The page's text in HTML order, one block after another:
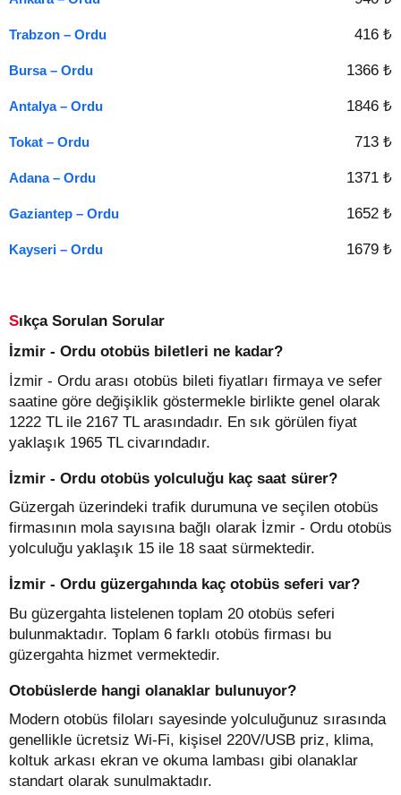
Trabzon – Ordu 416 ₺
Bursa – Ordu 1366 ₺
Antalya – Ordu 1846 ₺
Tokat – Ordu 713 ₺
Adana – Ordu 1371 ₺
Gaziantep – Ordu 1652 ₺
Kayseri – Ordu 1679 ₺
Sıkça Sorulan Sorular
İzmir - Ordu otobüs biletleri ne kadar?
İzmir - Ordu arası otobüs bileti fiyatları firmaya ve sefer
saatine göre değişiklik göstermekle birlikte genel olarak
1222 TL ile 2167 TL arasındadır. En sık görülen fiyat
yaklaşık 1965 TL civarındadır.
İzmir - Ordu otobüs yolculuğu kaç saat sürer?
Güzergah üzerindeki trafik durumuna ve seçilen otobüs
firmasının mola sayısına bağlı olarak İzmir - Ordu otobüs
yolculuğu yaklaşık 15 ile 18 saat sürmektedir.
İzmir - Ordu güzergahında kaç otobüs seferi var?
Bu güzergahta listelenen toplam 20 otobüs seferi
bulunmaktadır. Toplam 6 farklı otobüs firması bu
güzergahta hizmet vermektedir.
Otobüslerde hangi olanaklar bulunuyor?
Modern otobüs filoları sayesinde yolculuğunuz sırasında
genellikle ücretsiz Wi-Fi, kişisel 220V/USB priz, klima,
koltuk arkası ekran ve okuma lambası gibi olanaklar
standart olarak sunulmaktadır.